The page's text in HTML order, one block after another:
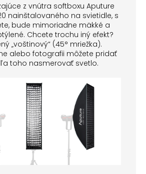
z vnútra softboxu Aputure
nainštalovaného na svietidle, s
bude mimoriadne mäkké a
Chcete trochu iný efekt?
„voštinový“ (45° mriežka).
alebo fotografii môžete pridať
toho nasmerovať svetlo.